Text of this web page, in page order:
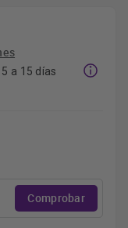
a 15 días
Comprobar